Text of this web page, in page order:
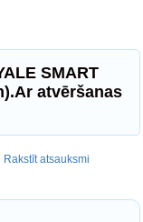
SMART
atvēršanas
Rakstīt atsauksmi